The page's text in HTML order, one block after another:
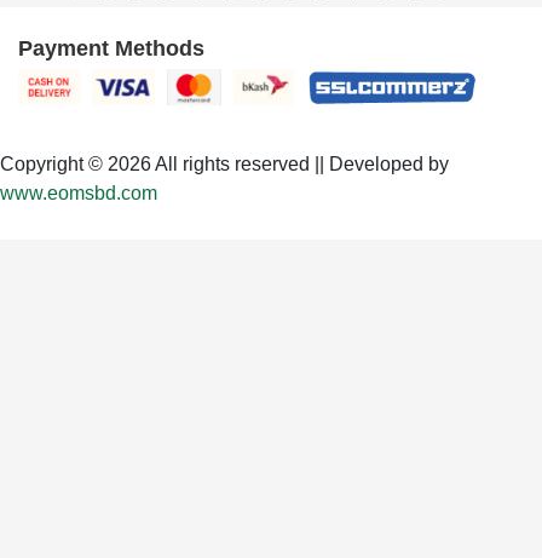
Payment Methods
Copyright © 2026 All rights reserved || Developed by
www.eomsbd.com